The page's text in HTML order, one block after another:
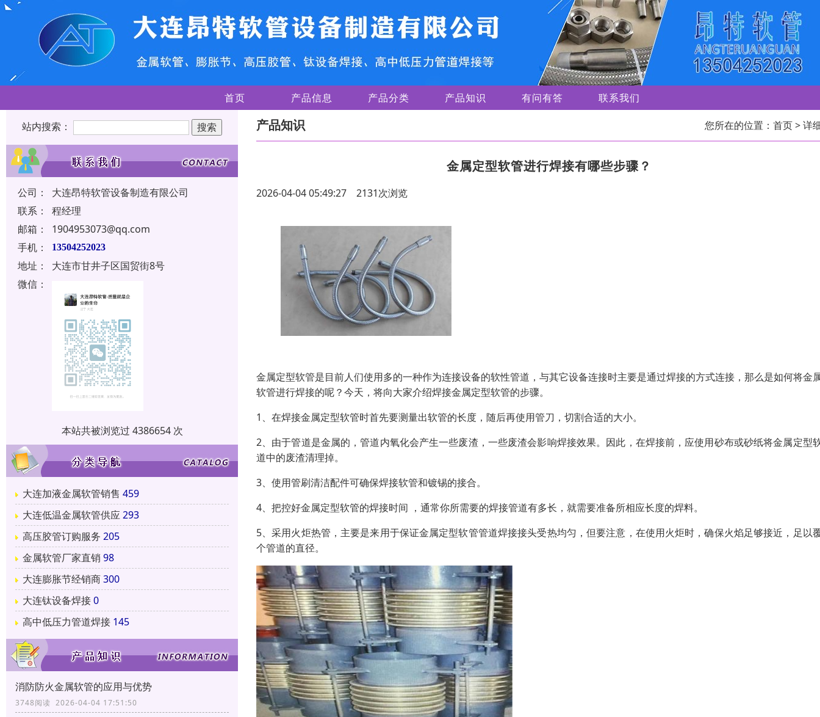
首页 产品信息 产品分类 产品知识 有问有答 联系我们
站内搜索：
公司：
大连昂特软管设备制造有限公司
联系：
程经理
邮箱：
1904953073@qq.com
手机：
13504252023
地址：
大连市甘井子区国贸街8号
微信：
本站共被浏览过 4386654 次
大连加液金属软管销售 459
大连低温金属软管供应293
高压胶管订购服务 205
金属软管厂家直销 98
大连膨胀节经销商300
大连钛设备焊接0
高中低压力管道焊接 145
消防防火金属软管的应用与优势
3748阅读 2026-04-04 17:51:50
产品知识 您所在的位置： 首页> 详
金属定型软管进行焊接有哪些步骤？
2026-04-04 05:49:27 2131次浏览
金属定型软管是目前人们使用多的一种作为连接设备的软性管道，与其它设备连接时主要是通过焊接的方式连接，那么是如何将金
软管进行焊接的呢？今天，将向大家介绍焊接金属定型软管的步骤。
1、在焊接金属定型软管时首先要测量出软管的长度，随后再使用管刀，切割合适的大小。
2、由于管道是金属的，管道内氧化会产生一些废渣，一些废渣会影响焊接效果。因此，在焊接前，应使用砂布或砂纸将金属定型
道中的废渣清理掉。
3、使用管刷清洁配件可确保焊接软管和镀锡的接合。
4、把控好金属定型软管的焊接时间 ，通常你所需要的焊接管道有多长，就需要准备所相应长度的焊料。
5、采用火炬热管，主要是来用于保证金属定型软管管道焊接接头受热均匀，但要注意，在使用火炬时，确保火焰足够接近，足以
个管道的直径。